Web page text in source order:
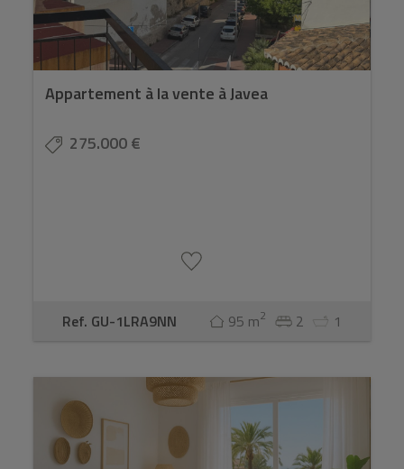
Appartement à la vente à Javea
275.000 €
Ref. GU-1LRA9NN 95 m2 2 1